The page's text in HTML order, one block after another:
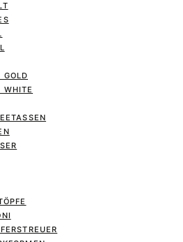
GOLD
WHITE